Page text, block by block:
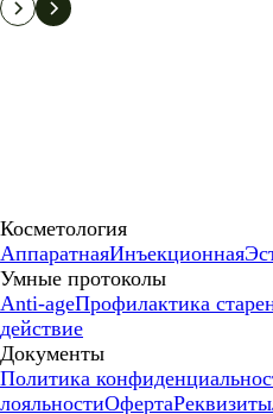
Косметология
АппаратнаяИнъекционная
Умные протоколы
Anti-ageПрофилактика
действие
Документы
Политика
лояльностиОфертаРеквизиты